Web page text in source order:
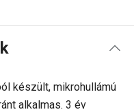
készült, mikrohullámú
alkalmas. 3 év